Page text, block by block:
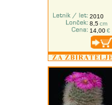
2010
8,5cm
14,00€